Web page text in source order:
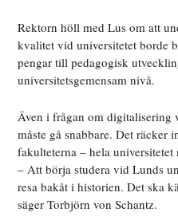
Rektorn höll med Lus om att
kvalitet vid universitetet borde
pengar till pedagogisk
universitetsgemensam nivå.
Även i frågan om digitalisering
måste gå snabbare. Det räcker
fakulteterna – hela universitetet
– Att börja studera vid Lunds
resa bakåt i historien. Det ska
säger Torbjörn von Schantz.